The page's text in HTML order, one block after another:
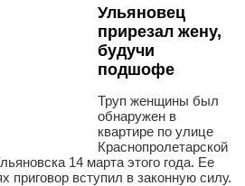
Ульяновец
прирезал жену,
будучи
подшофе
Труп женщины был
обнаружен в
квартире по улице
Краснопролетарской
14 марта этого года. Ее
приговор вступил в законную силу.